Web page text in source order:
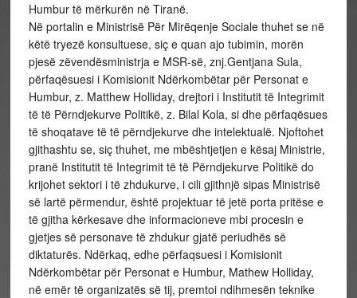
Humbur të mërkurën në Tiranë.
Në portalin e Ministrisë Për Mirëqenje Sociale thuhet se në
këtë tryezë konsultuese, siç e quan ajo tubimin, morën
pjesë zëvendësministrja e MSR-së, znj.Gentjana Sula,
përfaqësuesi i Komisionit Ndërkombëtar për Personat e
Humbur, z. Matthew Holliday, drejtori i Institutit të Integrimit
të të Përndjekurve Politikë, z. Bilal Kola, si dhe përfaqësues
të shoqatave të të përndjekurve dhe intelektualë. Njoftohet
gjithashtu se, siç thuhet, me mbështjetjen e kësaj Ministrie,
pranë Institutit të Integrimit të të Përndjekurve Politikë do
krijohet sektori i të zhdukurve, i cili gjithnjë sipas Ministrisë
së lartë përmendur, është projektuar të jetë porta pritëse e
të gjitha kërkesave dhe informacioneve mbi procesin e
gjetjes së personave të zhdukur gjatë periudhës së
diktaturës. Ndërkaq, edhe përfaqsuesi i Komisionit
Ndërkombëtar për Personat e Humbur, Mathew Holliday,
në emër të organizatës së tij, premtoi ndihmesën teknike